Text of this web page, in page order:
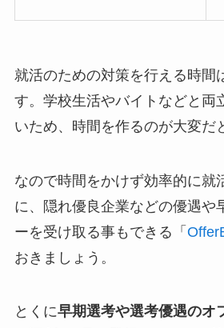
就活のための対策を行える時間
す。学校生活やバイトなどと両
いため、時間を作るのが大変だ
なので時間をかけず効率的に就
に、隠れ優良企業などの優遇や
ーを受け取る事もできる「
おきましょう。
とくに早期選考や選考優遇のオ